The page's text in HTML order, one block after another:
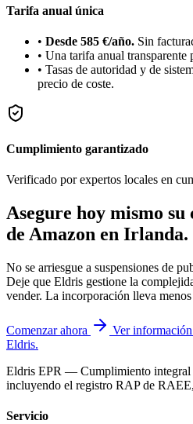
Tarifa anual única
• Desde 585 €/año. Sin
• Una tarifa anual transparente
• Tasas de autoridad y de
precio de coste.
Cumplimiento garantizado
Verificado por expertos locales en
Asegure hoy mismo
de Amazon en Irlanda.
No se arriesgue a suspensiones de
Deje que Eldris gestione la
vender. La incorporación lleva
Comenzar ahora
Ver
Eldris.
Eldris EPR — Cumplimiento integral
incluyendo el registro RAP de
Servicio